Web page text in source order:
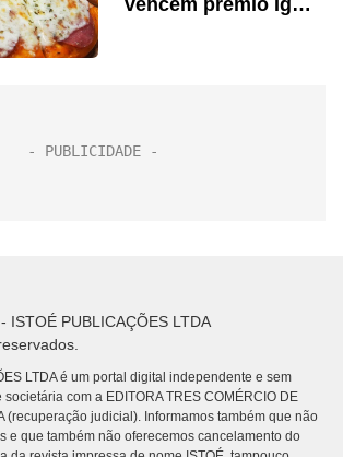
vencem prêmio Ig
ISTOÉ PUBLICAÇÕES LTDA
LTDA é um portal digital independente e sem
com a EDITORA TRES COMÉRCIO DE
(recuperação judicial). Informamos também que não
e que também não oferecemos cancelamento do